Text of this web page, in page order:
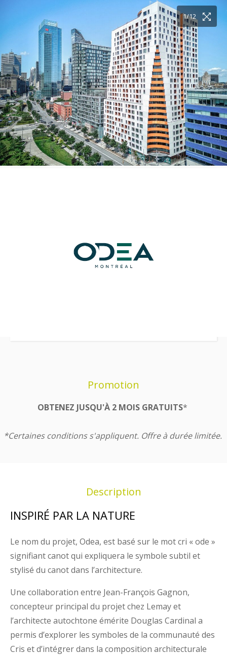
1/12
2/12
3/12
4/12
5/12
6/12
7/12
8/12
9/12
10/12
11/12
12/12
Promotion
OBTENEZ JUSQU'À 2 MOIS GRATUITS*
*Certaines conditions s'appliquent. Offre à durée limitée.
Description
INSPIRÉ PAR LA NATURE
Le nom du projet, Odea, est basé sur le mot cri « ode »
signifiant canot qui expliquera le symbole subtil et
stylisé du canot dans l’architecture.
Une collaboration entre Jean-François Gagnon,
concepteur principal du projet chez Lemay et
l’architecte autochtone émérite Douglas Cardinal a
permis d’explorer les symboles de la communauté des
Cris et d’intégrer dans la composition architecturale